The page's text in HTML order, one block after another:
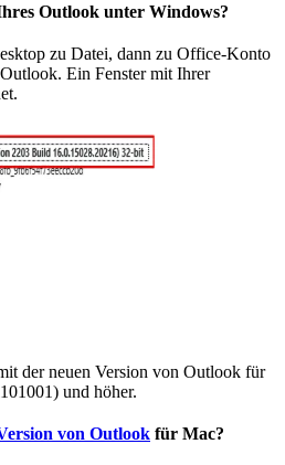
Outlook unter Windows?
zu Datei, dann zu Office-Konto
Ein Fenster mit Ihrer
der neuen Version von Outlook für
und höher.
von Outlook für Mac?